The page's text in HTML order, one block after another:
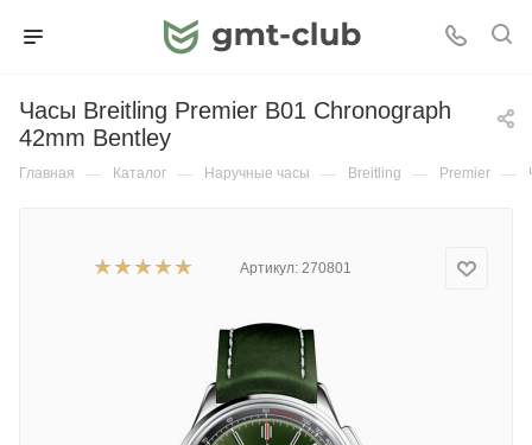
Часы Breitling Premier B01 Chronograph
42mm Bentley
Главная — Каталог — Наручные часы — Breitling — Premier —
Артикул: 270801